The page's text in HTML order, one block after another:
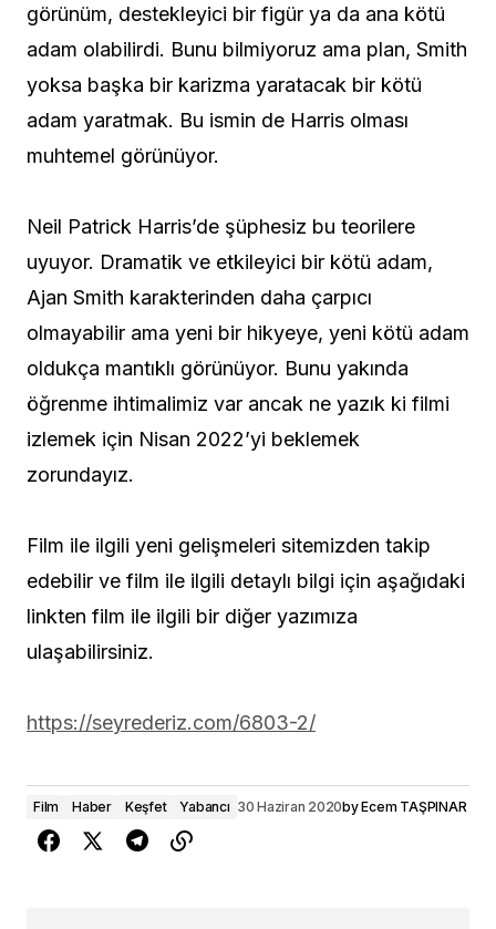
görünüm, destekleyici bir figür ya da ana kötü
adam olabilirdi. Bunu bilmiyoruz ama plan, Smith
yoksa başka bir karizma yaratacak bir kötü
adam yaratmak. Bu ismin de Harris olması
muhtemel görünüyor.
Neil Patrick Harris’de şüphesiz bu teorilere
uyuyor. Dramatik ve etkileyici bir kötü adam,
Ajan Smith karakterinden daha çarpıcı
olmayabilir ama yeni bir hikyeye, yeni kötü adam
oldukça mantıklı görünüyor. Bunu yakında
öğrenme ihtimalimiz var ancak ne yazık ki filmi
izlemek için Nisan 2022’yi beklemek
zorundayız.
Film ile ilgili yeni gelişmeleri sitemizden takip
edebilir ve film ile ilgili detaylı bilgi için aşağıdaki
linkten film ile ilgili bir diğer yazımıza
ulaşabilirsiniz.
https://seyrederiz.com/6803-2/
Film Haber Keşfet Yabancı 30 Haziran 2020byEcem TAŞPINAR